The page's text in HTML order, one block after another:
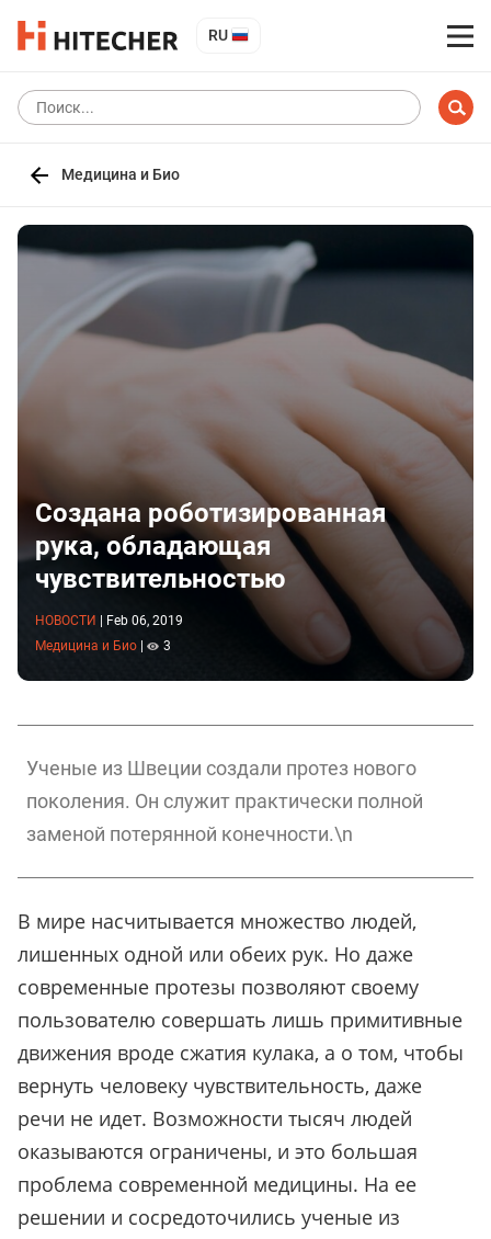
RU
Медицина и Био
Создана роботизированная
рука, обладающая
чувствительностью
НОВОСТИ
Feb 06, 2019
Медицина и Био
3
Ученые из Швеции создали протез нового
поколения. Он служит практически полной
заменой потерянной конечности.\n
В мире насчитывается множество людей,
лишенных одной или обеих рук. Но даже
современные протезы позволяют своему
пользователю совершать лишь примитивные
движения вроде сжатия кулака, а о том, чтобы
вернуть человеку чувствительность, даже
речи не идет. Возможности тысяч людей
оказываются ограничены, и это большая
проблема современной медицины. На ее
решении и сосредоточились ученые из